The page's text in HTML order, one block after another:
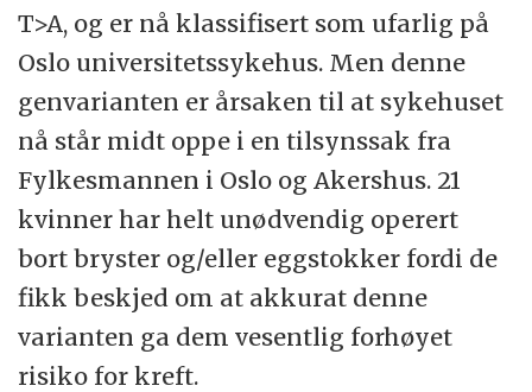
T>A, og er nå klassifisert som ufarlig på
Oslo universitetssykehus. Men denne
genvarianten er årsaken til at sykehuset
nå står midt oppe i en tilsynssak fra
Fylkesmannen i Oslo og Akershus. 21
kvinner har helt unødvendig operert
bort bryster og/eller eggstokker fordi de
fikk beskjed om at akkurat denne
varianten ga dem vesentlig forhøyet
risiko for kreft.